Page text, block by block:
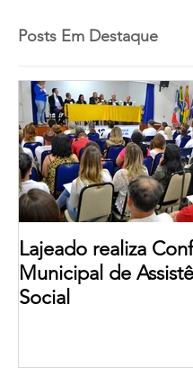
Posts Em Destaque
Lajeado realiza
Municipal de
Social